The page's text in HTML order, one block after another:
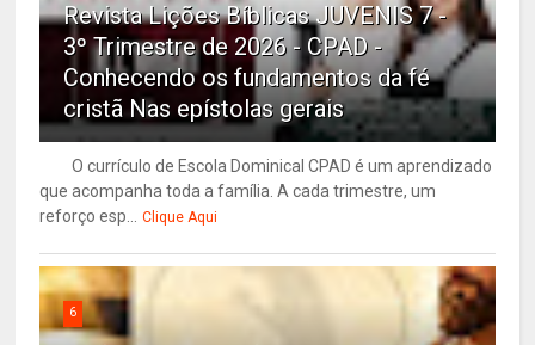
Revista Lições Bíblicas JUVENIS 7 -
3º Trimestre de 2026 - CPAD -
Conhecendo os fundamentos da fé
cristã Nas epístolas gerais
O currículo de Escola Dominical CPAD é um aprendizado
que acompanha toda a família. A cada trimestre, um
reforço esp... Clique Aqui
6